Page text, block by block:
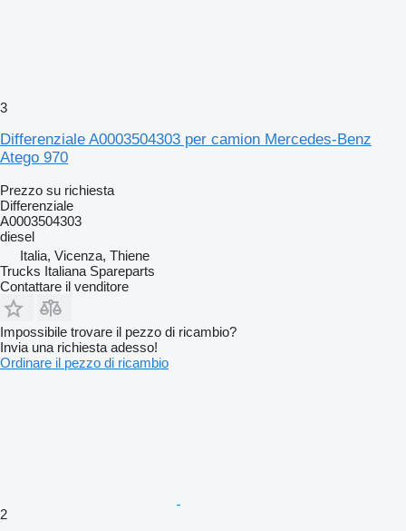
3
Differenziale A0003504303 per camion Mercedes-Benz
Atego 970
Prezzo su richiesta
Differenziale
A0003504303
diesel
Italia, Vicenza, Thiene
Trucks Italiana Spareparts
Contattare il venditore
Impossibile trovare il pezzo di ricambio?
Invia una richiesta adesso!
Ordinare il pezzo di ricambio
2